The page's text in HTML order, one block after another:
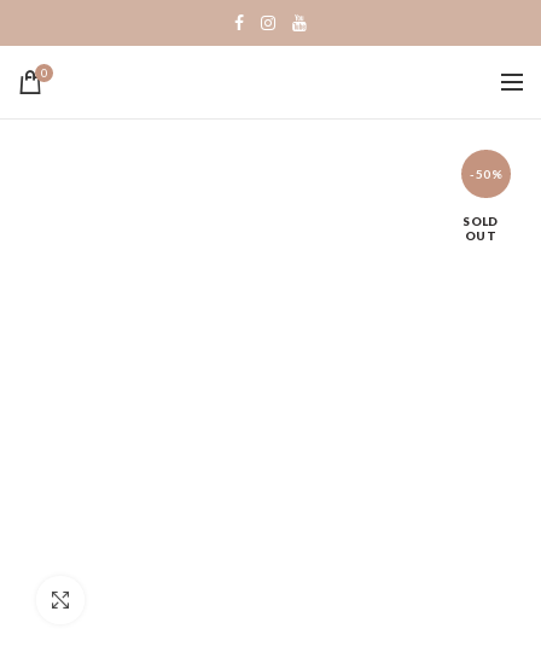
0
-50%
SOLD
OUT